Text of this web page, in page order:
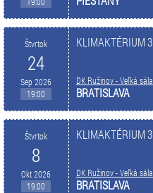
Štvrtok
24
Sep 2026
19:00
KLIMAKTÉRIUM 3
DK Ružinov - Veľká sála
BRATISLAVA
Štvrtok
8
Okt 2026
19:00
KLIMAKTÉRIUM 3
DK Ružinov - Veľká sála
BRATISLAVA